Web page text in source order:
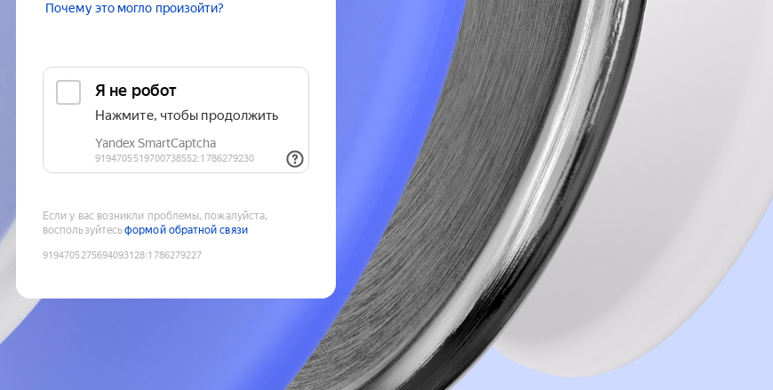
Почему это могло произойти?
Если у вас возникли проблемы, пожалуйста,
воспользуйтесьформой обратной связи
9194705275694093128:1786279227